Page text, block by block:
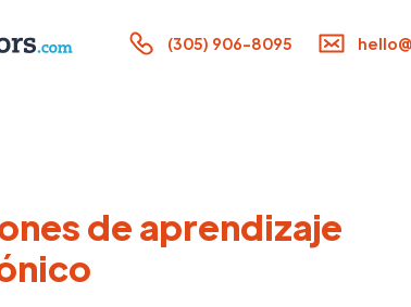
(305) 906-8095
de aprendizaje